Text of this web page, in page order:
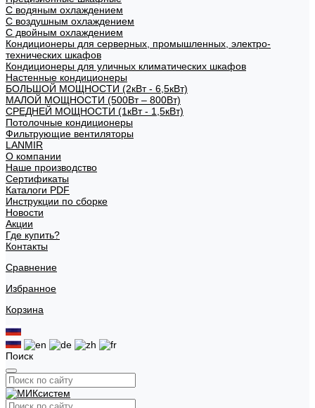
С водяным охлаждением
С воздушным охлаждением
С двойным охлаждением
Кондиционеры для серверных, промышленных, электро-
технических шкафов
Кондиционеры для уличных климатических шкафов
Настенные кондиционеры
БОЛЬШОЙ МОЩНОСТИ (2кВт - 6,5кВт)
МАЛОЙ МОЩНОСТИ (500Вт – 800Вт)
СРЕДНЕЙ МОЩНОСТИ (1кВт - 1,5кВт)
Потолочные кондиционеры
Фильтрующие вентиляторы
LANMIR
О компании
Наше производство
Сертификаты
Каталоги PDF
Инструкции по сборке
Новости
Акции
Где купить?
Контакты
Сравнение
Избранное
Корзина
Поиск